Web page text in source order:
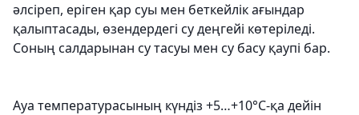
әлсіреп, еріген қар суы мен беткейлік ағындар
қалыптасады, өзендердегі су деңгейі көтеріледі.
Соның салдарынан су тасуы мен су басу қаупі бар.
Ауа температурасының күндіз +5…+10°C-қа дейін